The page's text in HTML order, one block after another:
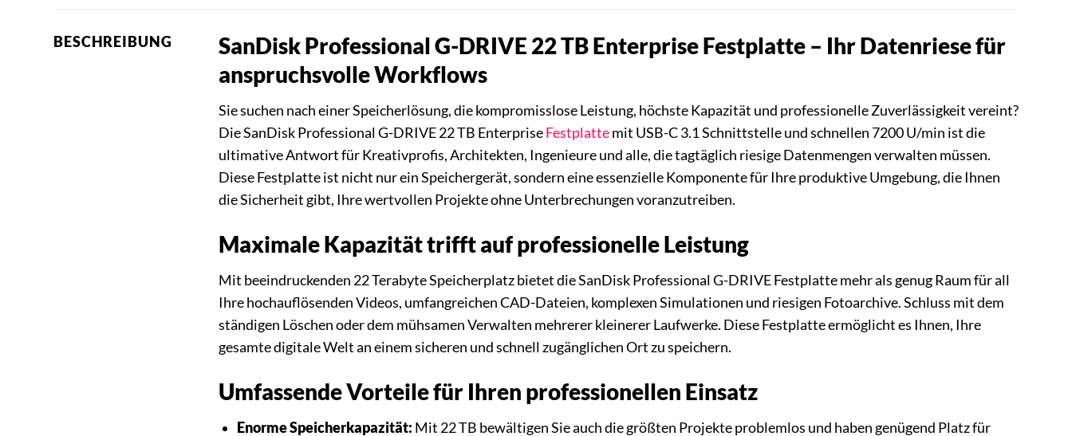
BESCHREIBUNG
SanDisk Professional G-DRIVE 22 TB Enterprise Festplatte – Ihr Datenriese für
anspruchsvolle Workflows
Sie suchen nach einer Speicherlösung, die kompromisslose Leistung, höchste Kapazität und professionelle Zuverlässigkeit vereint?
Die SanDisk Professional G-DRIVE 22 TB EnterpriseFestplattemit USB-C 3.1 Schnittstelle und schnellen 7200 U/min ist die
ultimative Antwort für Kreativprofis, Architekten, Ingenieure und alle, die tagtäglich riesige Datenmengen verwalten müssen.
Diese Festplatte ist nicht nur ein Speichergerät, sondern eine essenzielle Komponente für Ihre produktive Umgebung, die Ihnen
die Sicherheit gibt, Ihre wertvollen Projekte ohne Unterbrechungen voranzutreiben.
Maximale Kapazität trifft auf professionelle Leistung
Mit beeindruckenden 22 Terabyte Speicherplatz bietet die SanDisk Professional G-DRIVE Festplatte mehr als genug Raum für all
Ihre hochauflösenden Videos, umfangreichen CAD-Dateien, komplexen Simulationen und riesigen Fotoarchive. Schluss mit dem
ständigen Löschen oder dem mühsamen Verwalten mehrerer kleinerer Laufwerke. Diese Festplatte ermöglicht es Ihnen, Ihre
gesamte digitale Welt an einem sicheren und schnell zugänglichen Ort zu speichern.
Umfassende Vorteile für Ihren professionellen Einsatz
Enorme Speicherkapazität: Mit 22 TB bewältigen Sie auch die größten Projekte problemlos und haben genügend Platz für